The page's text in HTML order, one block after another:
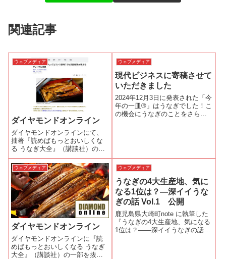
関連記事
ウェブメディア
ダイヤモンドオンライン
ダイヤモンドオンラインにて、
拙著『読めばもっとおいしくな
る うなぎ大全』（講談社）の一
部を抜粋・編集した記事が連載
されています。お読みくだされ
ば、幸いです。会員限定
ウェブメディア
現代ビジネスに寄稿させて
いただきました
2024年12月3日に発表された「今
年の一皿®」はうなぎでした！こ
の機会にうなぎのことをさらに
ウェブメディア
ダイヤモンドオンライン
ダイヤモンドオンラインに『読
めばもっとおいしくなる うなぎ
大全』（講談社）の一部を抜
ウェブメディア
うなぎの4大生産地、気に
なる1位は？—深イイうな
ぎの話 Vol.1 公開
鹿児島県大崎町note に執筆した
『うなぎの4大生産地、気になる
1位は？——深イイうなぎの話